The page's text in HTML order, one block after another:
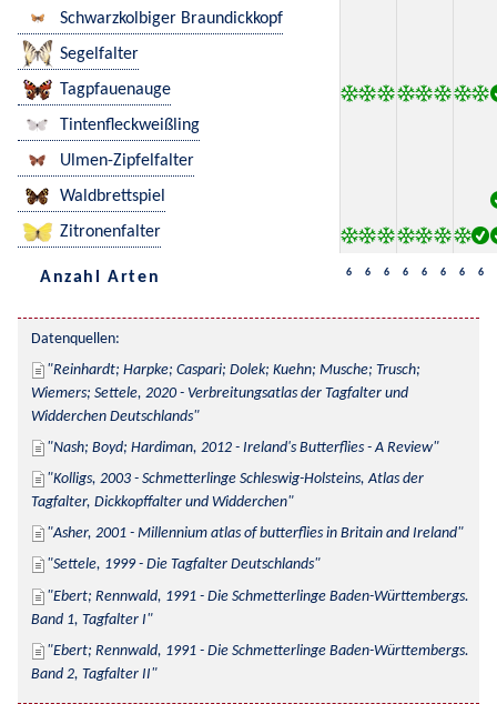
Schwarzkolbiger Braundickkopf
Segelfalter
Tagpfauenauge
Tintenfleckweißling
Ulmen-Zipfelfalter
Waldbrettspiel
Zitronenfalter
Anzahl Arten 6 6 6 6 6 6 6 6
Datenquellen:
Reinhardt; Harpke; Caspari; Dolek; Kuehn; Musche; Trusch;
Wiemers; Settele, 2020 - Verbreitungsatlas der Tagfalter und
Widderchen Deutschlands
Nash; Boyd; Hardiman, 2012 - Ireland's Butterflies - A Review
Kolligs, 2003 - Schmetterlinge Schleswig-Holsteins, Atlas der
Tagfalter, Dickkopffalter und Widderchen
Asher, 2001 - Millennium atlas of butterflies in Britain and Ireland
Settele, 1999 - Die Tagfalter Deutschlands
Ebert; Rennwald, 1991 - Die Schmetterlinge Baden-Württembergs.
Band 1, Tagfalter I
Ebert; Rennwald, 1991 - Die Schmetterlinge Baden-Württembergs.
Band 2, Tagfalter II